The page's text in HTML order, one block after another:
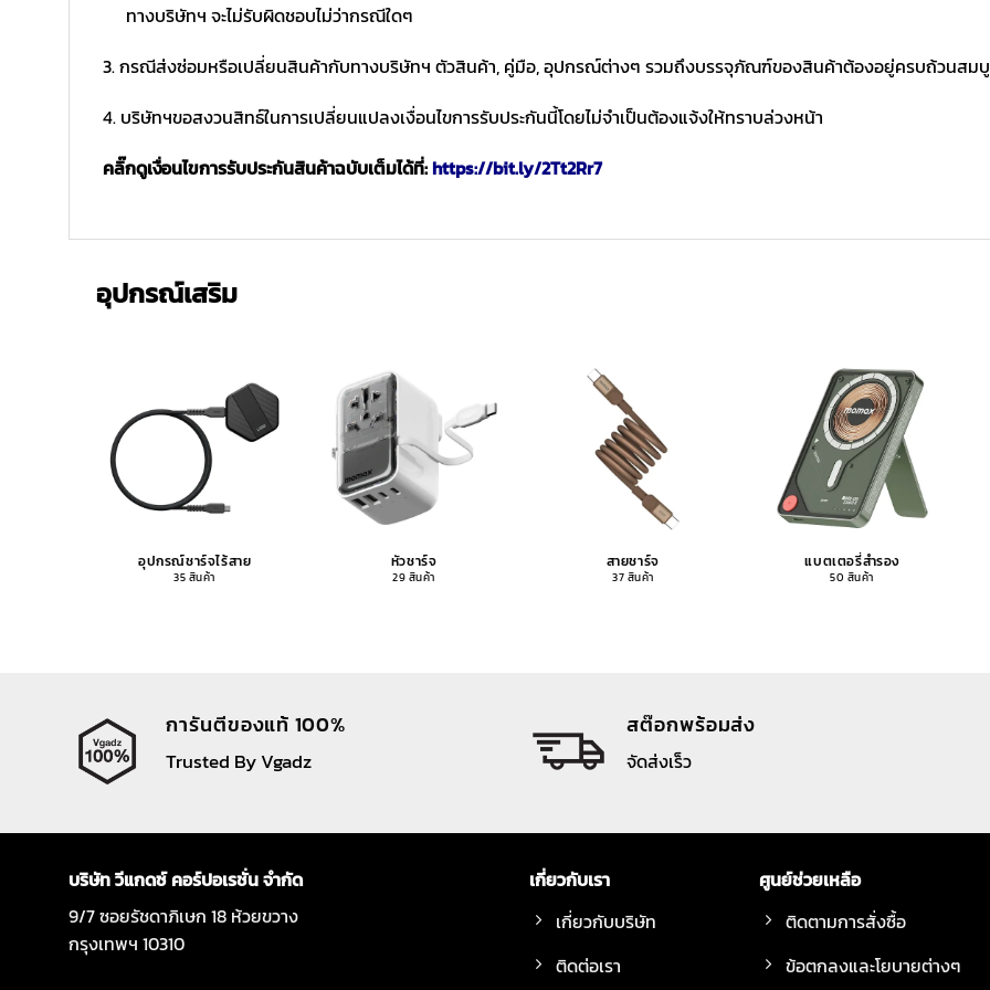
ทางบริษัทฯ จะไม่รับผิดชอบไม่ว่ากรณีใดๆ
3. กรณีส่งซ่อมหรือเปลี่ยนสินค้ากับทางบริษัทฯ ตัวสินค้า, คู่มือ, อุปกรณ์ต่างๆ รวมถึงบรรจุภัณฑ์ของสินค้าต้องอยู่ครบถ้วนสม
4. บริษัทฯขอสงวนสิทธ์ในการเปลี่ยนแปลงเงื่อนไขการรับประกันนี้โดยไม่จำเป็นต้องแจ้งให้ทราบล่วงหน้า
คลิ๊กดูเงื่อนไขการรับประกันสินค้าฉบับเต็มได้ที่:https://bit.ly/2Tt2Rr7
อุปกรณ์เสริม
อุปกรณ์ชาร์จไร้สาย
35 สินค้า
หัวชาร์จ
29 สินค้า
สายชาร์จ
37 สินค้า
แบตเตอรี่สำรอง
50 สินค้า
การันตีของแท้ 100%
Trusted By Vgadz
สต๊อกพร้อมส่ง
จัดส่งเร็ว
บริษัท วีแกดซ์ คอร์ปอเรชั่น จำกัด
9/7 ซอยรัชดาภิเษก 18 ห้วยขวาง
กรุงเทพฯ 10310
เกี่ยวกับเรา
เกี่ยวกับบริษัท
ติดต่อเรา
ศูนย์ช่วยเหลือ
ติดตามการสั่งซื้อ
ข้อตกลงและโยบายต่างๆ